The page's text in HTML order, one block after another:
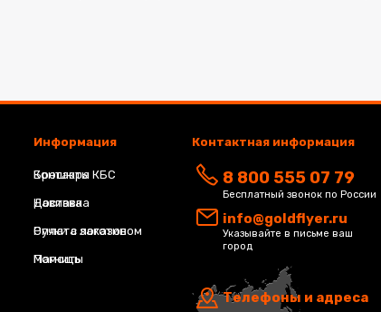
Брошюра КБС
Навивка
Ручки с логотипом
Магниты
Информация
Контакты
Доставка
Оплата заказов
Помощь
Контактная информация
8 800 555 07 79
Бесплатный звонок по России
info@goldflyer.ru
Указывайте в письме ваш
город
Телефоны и адреса